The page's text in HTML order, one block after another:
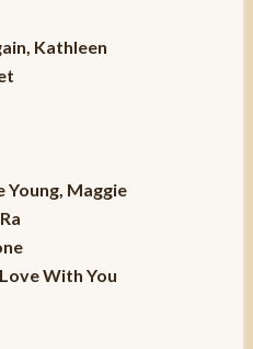
Kathleen
Young, Maggie
With You